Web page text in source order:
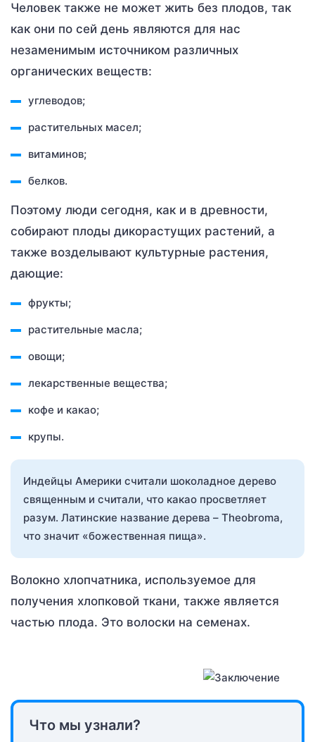
Человек также не может жить без плодов, так
как они по сей день являются для нас
незаменимым источником различных
органических веществ:
углеводов;
растительных масел;
витаминов;
белков.
Поэтому люди сегодня, как и в древности,
собирают плоды дикорастущих растений, а
также возделывают культурные растения,
дающие:
фрукты;
растительные масла;
овощи;
лекарственные вещества;
кофе и какао;
крупы.
Индейцы Америки считали шоколадное дерево
священным и считали, что какао просветляет
разум. Латинские название дерева – Theobroma,
что значит «божественная пища».
Волокно хлопчатника, используемое для
получения хлопковой ткани, также является
частью плода. Это волоски на семенах.
Что мы узнали?